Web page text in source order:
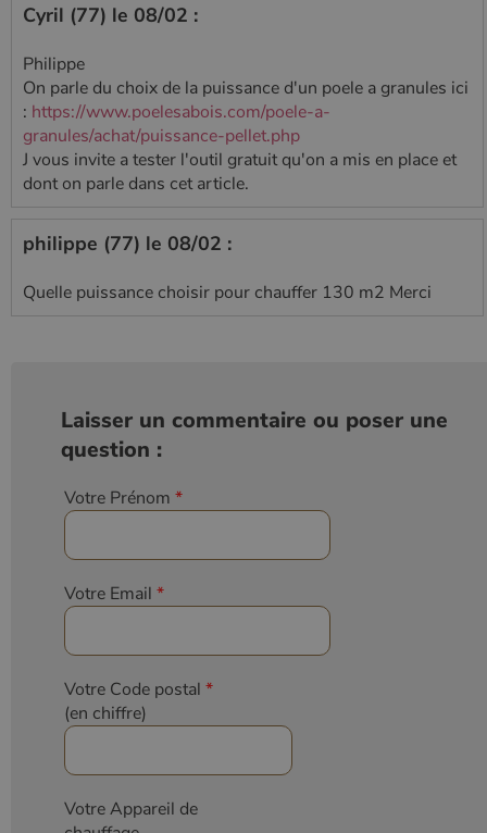
Cyril (77) le 08/02 :
Philippe
On parle du choix de la puissance d'un poele a granules ici
: https://www.poelesabois.com/poele-a-
granules/achat/puissance-pellet.php
J vous invite a tester l'outil gratuit qu'on a mis en place et
dont on parle dans cet article.
philippe (77) le 08/02 :
Quelle puissance choisir pour chauffer 130 m2 Merci
Laisser un commentaire ou poser une
question :
Votre Prénom *
Votre Email *
Votre Code postal *
(en chiffre)
Votre Appareil de